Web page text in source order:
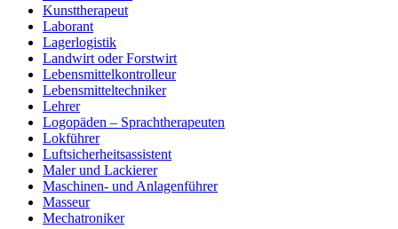
Kunsttherapeut
Laborant
Lagerlogistik
Landwirt oder Forstwirt
Lebensmittelkontrolleur
Lebensmitteltechniker
Lehrer
Logopäden – Sprachtherapeuten
Lokführer
Luftsicherheitsassistent
Maler und Lackierer
Maschinen- und Anlagenführer
Masseur
Mechatroniker